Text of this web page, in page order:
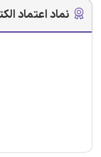
نماد اعتماد